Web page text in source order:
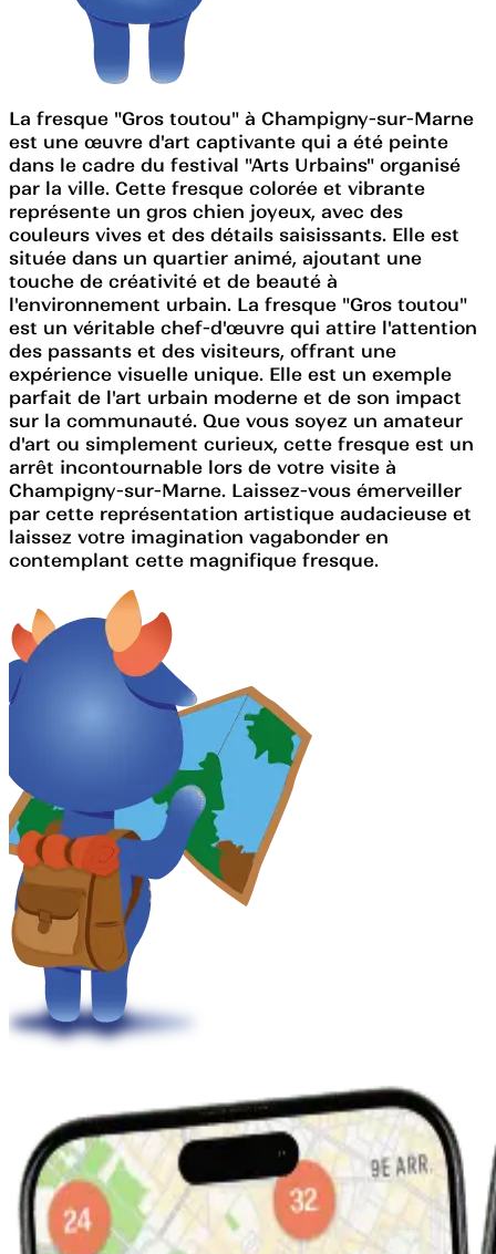
La fresque "Gros toutou" à Champigny-sur-Marne
est une œuvre d'art captivante qui a été peinte
dans le cadre du festival "Arts Urbains" organisé
par la ville. Cette fresque colorée et vibrante
représente un gros chien joyeux, avec des
couleurs vives et des détails saisissants. Elle est
située dans un quartier animé, ajoutant une
touche de créativité et de beauté à
l'environnement urbain. La fresque "Gros toutou"
est un véritable chef-d'œuvre qui attire l'attention
des passants et des visiteurs, offrant une
expérience visuelle unique. Elle est un exemple
parfait de l'art urbain moderne et de son impact
sur la communauté. Que vous soyez un amateur
d'art ou simplement curieux, cette fresque est un
arrêt incontournable lors de votre visite à
Champigny-sur-Marne. Laissez-vous émerveiller
par cette représentation artistique audacieuse et
laissez votre imagination vagabonder en
contemplant cette magnifique fresque.